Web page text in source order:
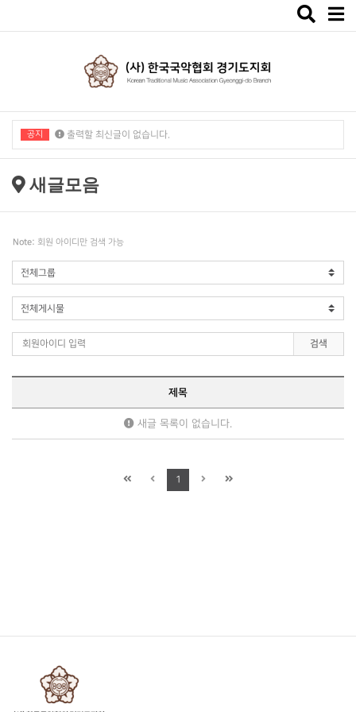
Toggle
공지 출력할 최신글이 없습니다.
출력할 최신글이 없습니다.
새글모음
Note: 회원 아이디만 검색 가능
검색
제목
새글 목록이 없습니다.
1